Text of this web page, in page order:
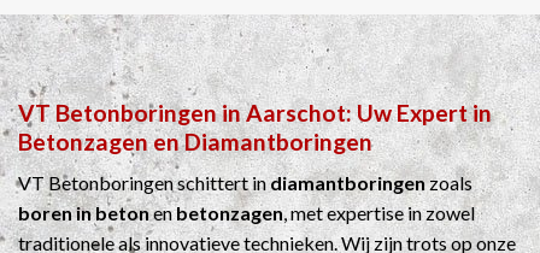
VT BetonboringeninAarschot: Uw Expert in
BetonzagenenDiamantboringen
VT Betonboringen schittert indiamantboringenzoals
boren in betonenbetonzagen, met expertise in zowel
traditionele als innovatieve technieken. Wij zijn trots op onze